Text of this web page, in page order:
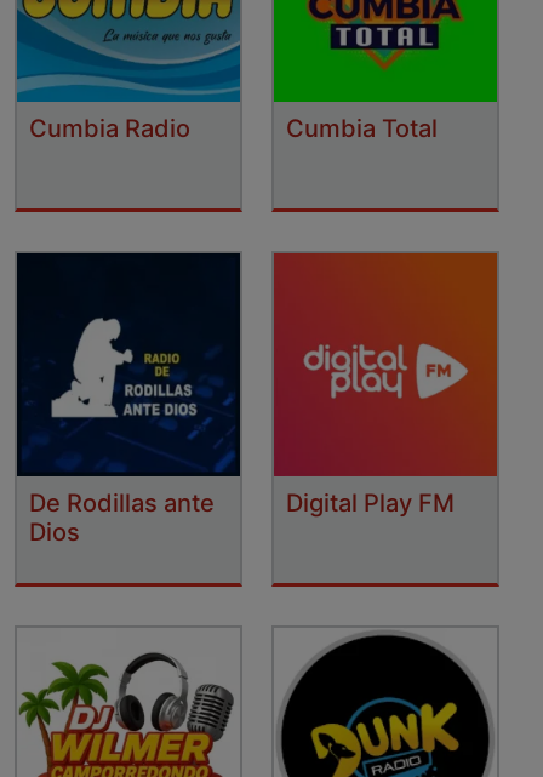
Cumbia Radio Cumbia Total
De Rodillas ante
Dios
Digital Play FM